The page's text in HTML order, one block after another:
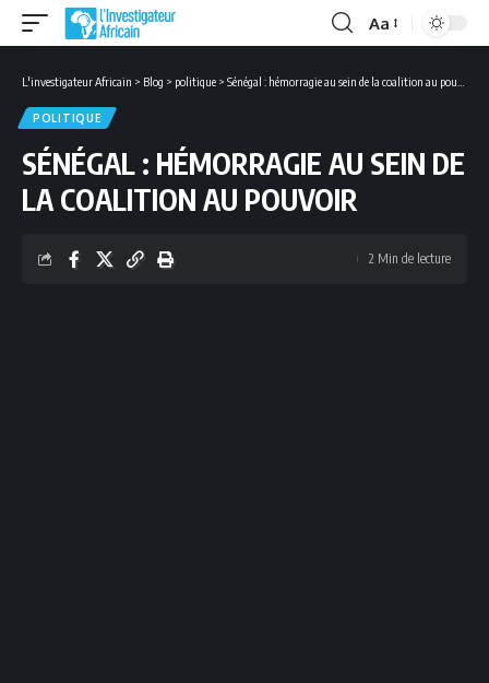
Font
Aa
L'investigateur Africain > Blog > politique > Sénégal : hémorragie au sein de la coalition au pouvoir
POLITIQUE
SÉNÉGAL : HÉMORRAGIE AU SEIN DE
LA COALITION AU POUVOIR
2 Min de lecture